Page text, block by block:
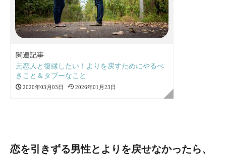
関連記事
元恋人と復縁したい！よりを戻すためにやるべ
きこと＆タブーなこと
2020年03月03日 2026年01月23日
恋を引きずる男性とよりを戻せなかったら、